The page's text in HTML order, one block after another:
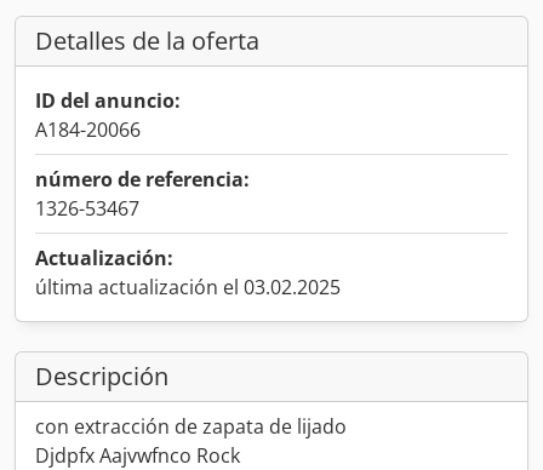
Detalles de la oferta
ID del anuncio:
A184-20066
número de referencia:
1326-53467
Actualización:
última actualización el 03.02.2025
Descripción
con extracción de zapata de lijado
Djdpfx Aajvwfnco Rock